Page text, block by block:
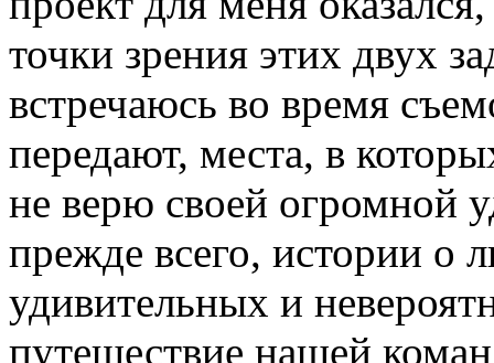
точки зрения этих двух
встречаюсь во время
передают, места, в
не верю своей огромной
прежде всего, истории о
удивительных и
путешествие нашей